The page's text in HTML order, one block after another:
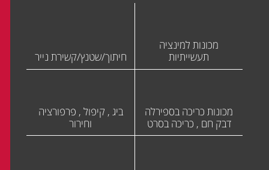
מכונות למינציה
תעשייתיות
חיתוך/שטנץ/קשירת נייר
מכונות כריכה בספירלה
דבק חם , כריכה בסרט
ביג , קיפול , פרפורציה
וחירור